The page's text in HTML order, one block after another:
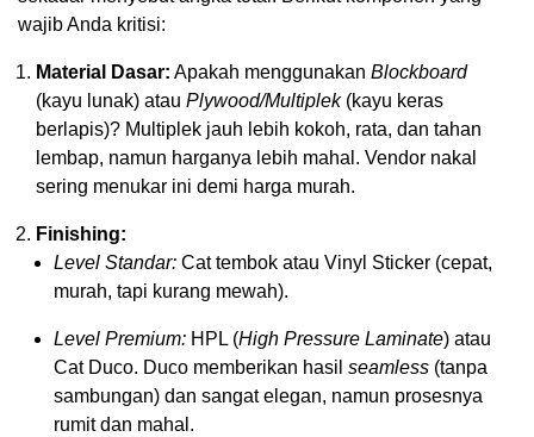
wajib Anda kritisi:
Material Dasar: Apakah menggunakan Blockboard
(kayu lunak) atau Plywood/Multiplek(kayu keras
berlapis)? Multiplek jauh lebih kokoh, rata, dan tahan
lembap, namun harganya lebih mahal. Vendor nakal
sering menukar ini demi harga murah.
Finishing:
Level Standar: Cat tembok atau Vinyl Sticker (cepat,
murah, tapi kurang mewah).
Level Premium: HPL (High Pressure Laminate) atau
Cat Duco. Duco memberikan hasil seamless (tanpa
sambungan) dan sangat elegan, namun prosesnya
rumit dan mahal.